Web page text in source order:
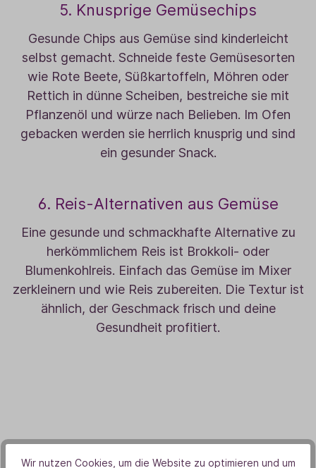
5. Knusprige Gemüsechips
Gesunde Chips aus Gemüse sind kinderleicht
selbst gemacht. Schneide feste Gemüsesorten
wie Rote Beete, Süßkartoffeln, Möhren oder
Rettich in dünne Scheiben, bestreiche sie mit
Pflanzenöl und würze nach Belieben. Im Ofen
gebacken werden sie herrlich knusprig und sind
ein gesunder Snack.
6. Reis-Alternativen aus Gemüse
Eine gesunde und schmackhafte Alternative zu
herkömmlichem Reis ist Brokkoli- oder
Blumenkohlreis. Einfach das Gemüse im Mixer
zerkleinern und wie Reis zubereiten. Die Textur ist
ähnlich, der Geschmack frisch und deine
Gesundheit profitiert.
Wir nutzen Cookies, um die Website zu optimieren und um